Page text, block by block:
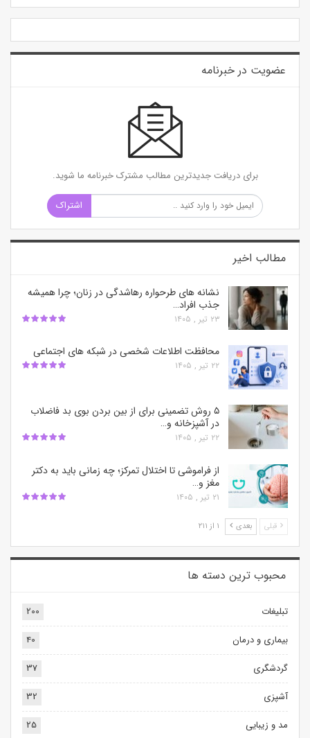
عضویت در خبرنامه
برای دریافت جدیدترین مطالب مشترک خبرنامه ما شوید.
اشتراک
مطالب اخیر
نشانه های طرحواره رهاشدگی در زنان؛ چرا همیشه
جذب افراد…
۲۳ تیر , ۱۴۰۵
محافظت اطلاعات شخصی در شبکه‌ های اجتماعی
۲۲ تیر , ۱۴۰۵
۵ روش تضمینی برای از بین بردن بوی بد فاضلاب
در آشپزخانه و…
۲۲ تیر , ۱۴۰۵
از فراموشی تا اختلال تمرکز؛ چه زمانی باید به دکتر
مغز و…
۲۱ تیر , ۱۴۰۵
قبلی بعدی ۱ از ۲۱۱
محبوب ترین‌ دسته ها
تبلیغات
200
بیماری و درمان
40
گردشگری
37
آشپزی
32
مد و زیبایی
25